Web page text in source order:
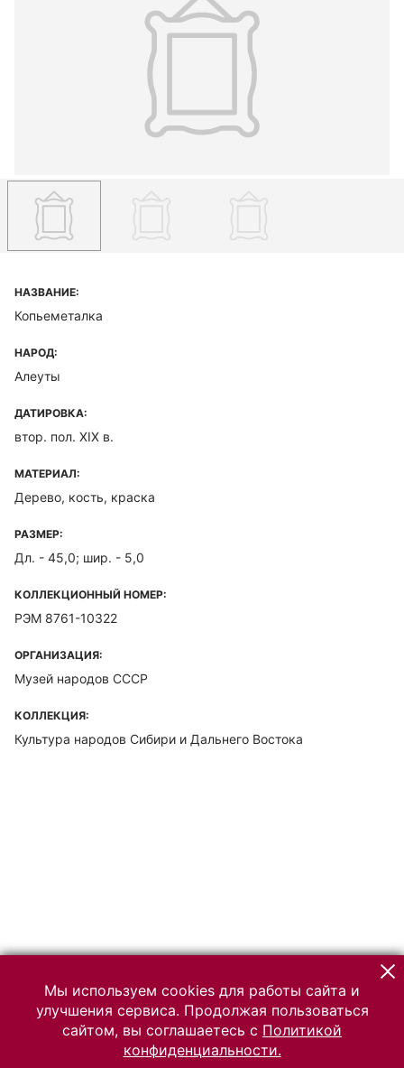
НАЗВАНИЕ:
Копьеметалка
НАРОД:
Алеуты
ДАТИРОВКА:
втор. пол. XIX в.
МАТЕРИАЛ:
Дерево, кость, краска
РАЗМЕР:
Дл. - 45,0; шир. - 5,0
КОЛЛЕКЦИОННЫЙ НОМЕР:
РЭМ 8761-10322
ОРГАНИЗАЦИЯ:
Музей народов СССР
КОЛЛЕКЦИЯ:
Культура народов Сибири и Дальнего Востока
Мы используем cookies для работы сайта и
улучшения сервиса. Продолжая пользоваться
сайтом, вы соглашаетесь с Политикой
конфиденциальности.